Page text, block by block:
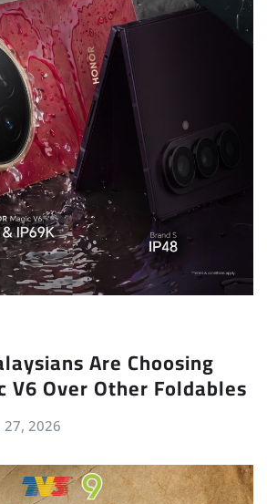
Are Choosing
V6 Over Other Foldables
27, 2026